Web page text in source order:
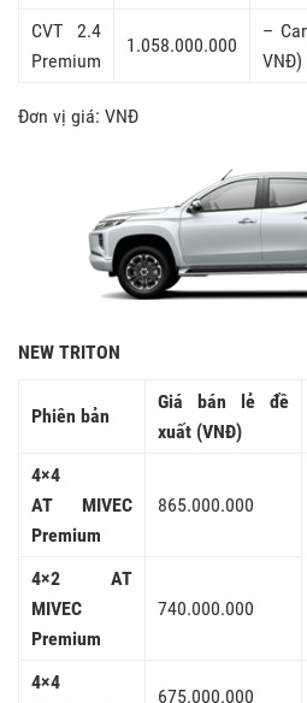
CVT 2.4
Premium
1.058.000.000
–
VNĐ)
Đơn vị giá: VNĐ
NEW TRITON
Phiên bản
Giá bán lẻ đề
xuất (VNĐ)
4×4
AT MIVEC
Premium
865.000.000
4×2 AT
MIVEC
Premium
740.000.000
4×4
675.000.000